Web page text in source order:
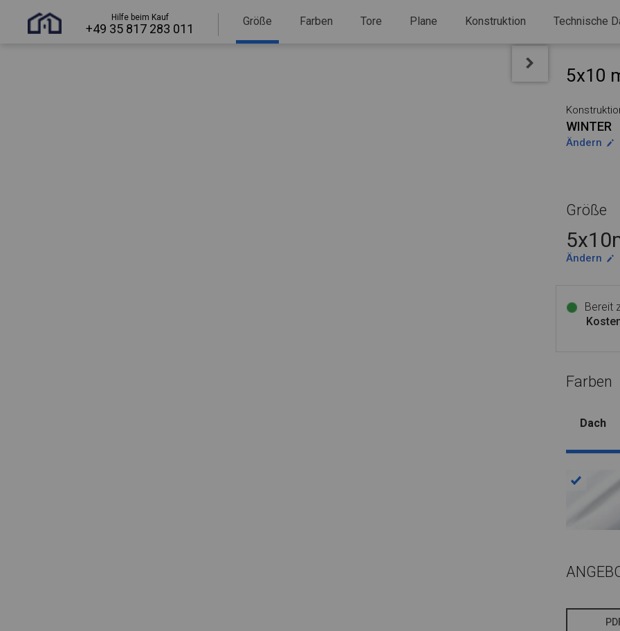
Hilfe beim Kauf
+49 35 817 283 011
Größe Farben Tore Plane Konstruktion Technische
5x10
WINTER
Ändern
Größe
Ändern
Bereit
Farben
Dach